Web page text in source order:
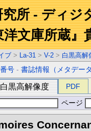
究所 - ディジ
洋文庫所蔵』
ブ > La-31 > V-2 > 白黒高解
号 -書誌情報（メタデー
白黒高解像度 PDF
ページ